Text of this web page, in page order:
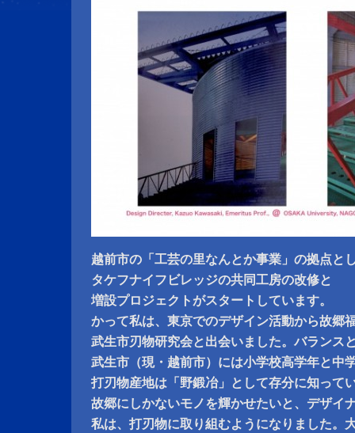
越前市の「工芸の里なんとか事業」の拠点と
タケフナイフビレッジの共同工房の改修と
増設プロジェクトがスタートしています。
かって私は、東京でのデザイン活動から故郷
武生市刃物研究会と出会いました。バランス
武生市（現・越前市）には小学校高学年と中
打刃物産地は「野鍛冶」として存分に知って
故郷にしかないモノを輝かせたいと、デザイ
私は、打刃物に取り組むようになりました。